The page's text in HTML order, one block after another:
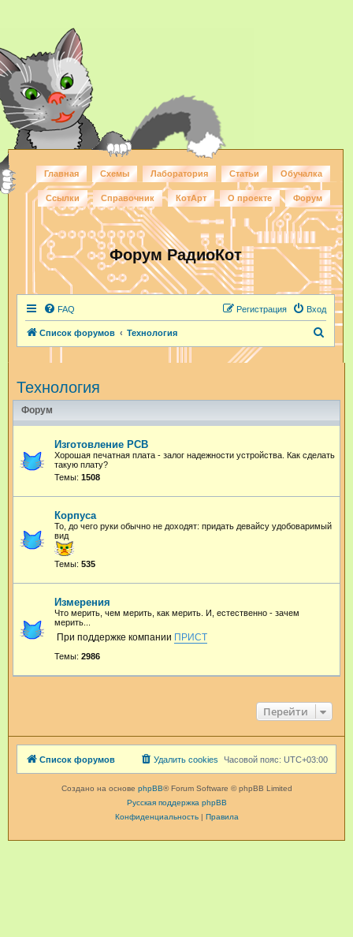
Главная Схемы Лаборатория Статьи Обучалка
Ссылки Справочник КотАрт О проекте Форум
Форум РадиоКот
FAQ Вход
Регистрация
Список форумов Технология
Технология
Форум
Изготовление PCB
Хорошая печатная плата - залог надежности устройства. Как сделать
такую плату?
Темы: 1508
Корпуса
То, до чего руки обычно не доходят: придать девайсу удобоваримый
вид
Темы: 535
Измерения
Что мерить, чем мерить, как мерить. И, естественно - зачем
мерить...
При поддержке компании ПРИСТ
Темы: 2986
Перейти
Список форумов Часовой пояс: UTC+03:00
Удалить cookies
Создано на основе phpBB® Forum Software © phpBB Limited
Русская поддержка phpBB
Конфиденциальность| Правила